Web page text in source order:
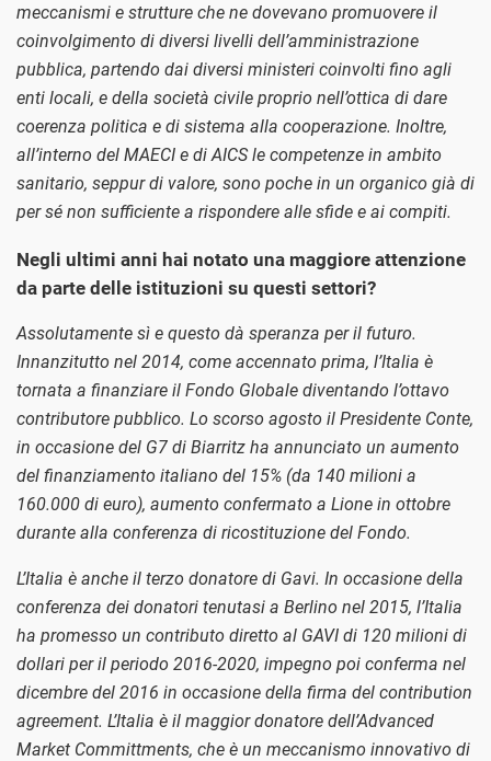
meccanismi e strutture che ne dovevano promuovere il
coinvolgimento di diversi livelli dell’amministrazione
pubblica, partendo dai diversi ministeri coinvolti fino agli
enti locali, e della società civile proprio nell’ottica di dare
coerenza politica e di sistema alla cooperazione. Inoltre,
all’interno del MAECI e di AICS le competenze in ambito
sanitario, seppur di valore, sono poche in un organico già di
per sé non sufficiente a rispondere alle sfide e ai compiti.
Negli ultimi anni hai notato una maggiore attenzione
da parte delle istituzioni su questi settori?
Assolutamente sì e questo dà speranza per il futuro.
Innanzitutto nel 2014, come accennato prima, l’Italia è
tornata a finanziare il Fondo Globale diventando l’ottavo
contributore pubblico. Lo scorso agosto il Presidente Conte,
in occasione del G7 di Biarritz ha annunciato un aumento
del finanziamento italiano del 15% (da 140 milioni a
160.000 di euro), aumento confermato a Lione in ottobre
durante alla conferenza di ricostituzione del Fondo.
L’Italia è anche il terzo donatore di Gavi. In occasione della
conferenza dei donatori tenutasi a Berlino nel 2015, l’Italia
ha promesso un contributo diretto al GAVI di 120 milioni di
dollari per il periodo 2016-2020, impegno poi conferma nel
dicembre del 2016 in occasione della firma del contribution
agreement. L’Italia è il maggior donatore dell’Advanced
Market Committments, che è un meccanismo innovativo di